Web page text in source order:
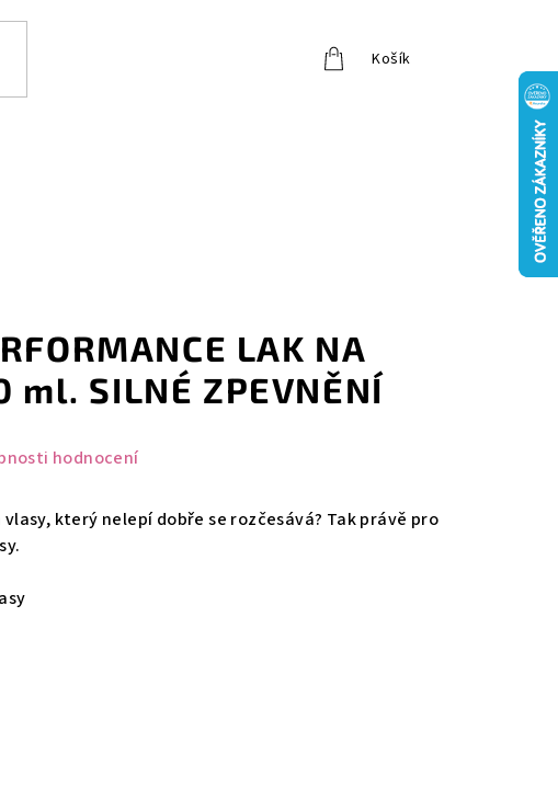
Košík
LAK NA
ml. SILNÉ ZPEVNĚNÍ
hodnocení
který nelepí dobře se rozčesává? Tak právě pro